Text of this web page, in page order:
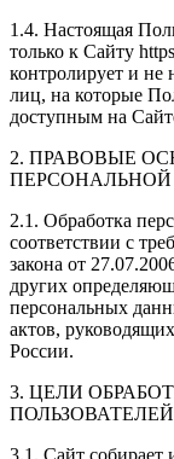
1.4. Настоящая
только к Сайту
контролирует и не
лиц, на которые
доступным на
2. ПРАВОВЫЕ
2.1. Обработка
соответствии с
закона от
других
персональных
актов,
России.
3. ЦЕЛИ
ПОЛЬЗОВАТЕЛЕЙ
3.1. Сайт собирает